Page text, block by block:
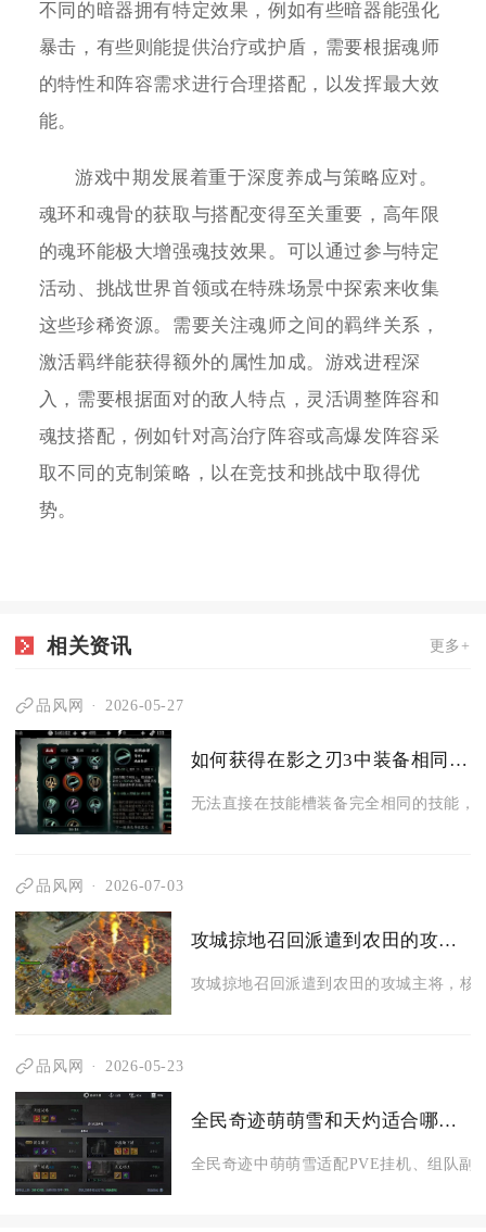
不同的暗器拥有特定效果，例如有些暗器能强化
暴击，有些则能提供治疗或护盾，需要根据魂师
的特性和阵容需求进行合理搭配，以发挥最大效
能。
游戏中期发展着重于深度养成与策略应对。
魂环和魂骨的获取与搭配变得至关重要，高年限
的魂环能极大增强魂技效果。可以通过参与特定
活动、挑战世界首领或在特殊场景中探索来收集
这些珍稀资源。需要关注魂师之间的羁绊关系，
激活羁绊能获得额外的属性加成。游戏进程深
入，需要根据面对的敌人特点，灵活调整阵容和
魂技搭配，例如针对高治疗阵容或高爆发阵容采
取不同的克制策略，以在竞技和挑战中取得优
势。
相关资讯 更多+
品风网 2026-05-27
如何获得在影之刃3中装备相同技能的能力
无法直接在技能槽装备完全相同的技能，
品风网 2026-07-03
攻城掠地召回派遣到农田的攻城主将有何方法
攻城掠地召回派遣到农田的攻城主将，核
品风网 2026-05-23
全民奇迹萌萌雪和天灼适合哪种游戏玩法
全民奇迹中萌萌雪适配PVE挂机、组队副